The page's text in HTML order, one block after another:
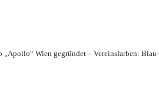
Wien gegründet – Vereinsfarben: